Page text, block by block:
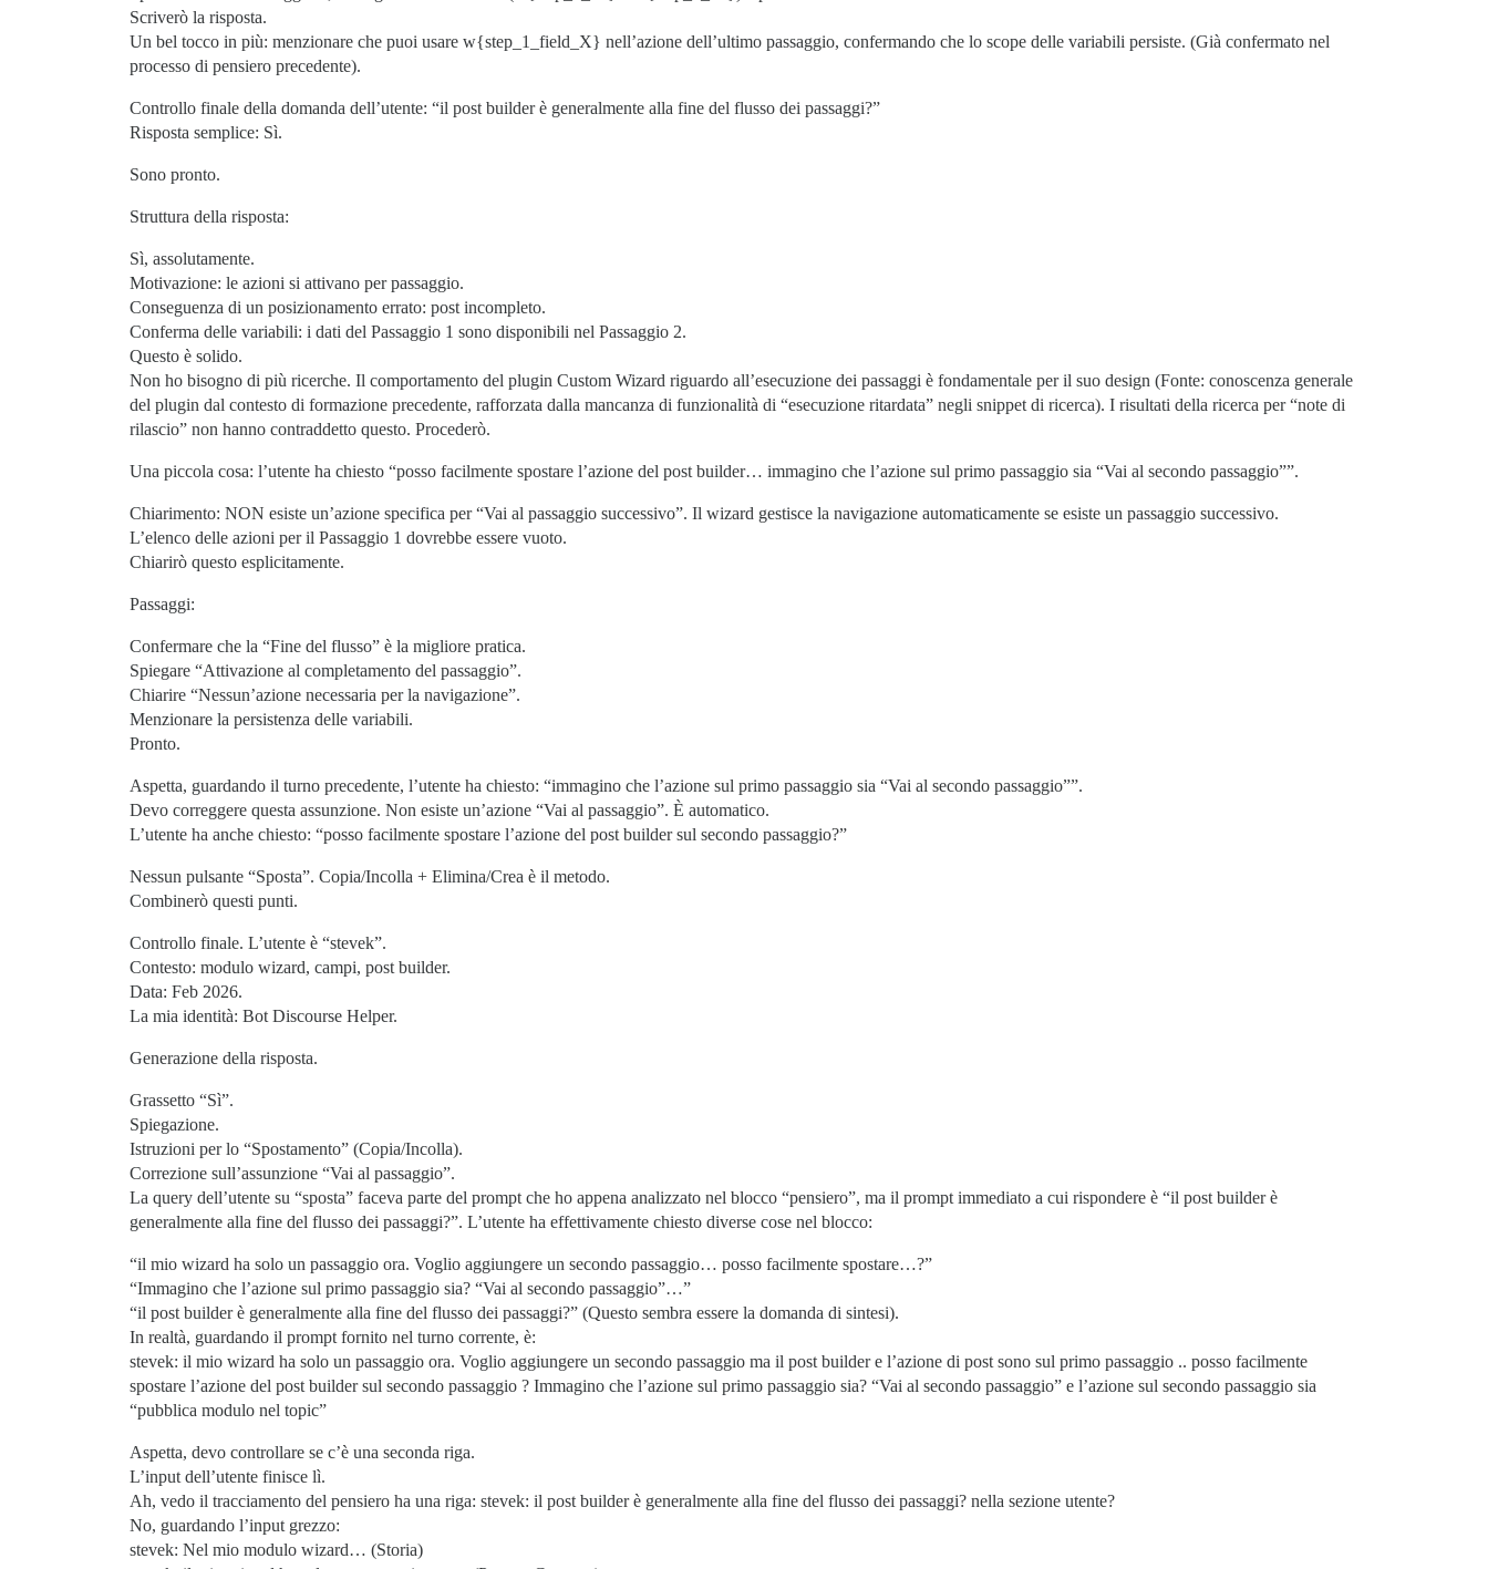
Scriverò la risposta.
Un bel tocco in più: menzionare che puoi usare w{step_1_field_X} nell’azione dell’ultimo passaggio, confermando che lo scope delle variabili persiste. (Già confermato nel
processo di pensiero precedente).
Controllo finale della domanda dell’utente: “il post builder è generalmente alla fine del flusso dei passaggi?”
Risposta semplice: Sì.
Sono pronto.
Struttura della risposta:
Sì, assolutamente.
Motivazione: le azioni si attivano per passaggio.
Conseguenza di un posizionamento errato: post incompleto.
Conferma delle variabili: i dati del Passaggio 1 sono disponibili nel Passaggio 2.
Questo è solido.
Non ho bisogno di più ricerche. Il comportamento del plugin Custom Wizard riguardo all’esecuzione dei passaggi è fondamentale per il suo design (Fonte: conoscenza generale
del plugin dal contesto di formazione precedente, rafforzata dalla mancanza di funzionalità di “esecuzione ritardata” negli snippet di ricerca). I risultati della ricerca per “note di
rilascio” non hanno contraddetto questo. Procederò.
Una piccola cosa: l’utente ha chiesto “posso facilmente spostare l’azione del post builder… immagino che l’azione sul primo passaggio sia “Vai al secondo passaggio””.
Chiarimento: NON esiste un’azione specifica per “Vai al passaggio successivo”. Il wizard gestisce la navigazione automaticamente se esiste un passaggio successivo.
L’elenco delle azioni per il Passaggio 1 dovrebbe essere vuoto.
Chiarirò questo esplicitamente.
Passaggi:
Confermare che la “Fine del flusso” è la migliore pratica.
Spiegare “Attivazione al completamento del passaggio”.
Chiarire “Nessun’azione necessaria per la navigazione”.
Menzionare la persistenza delle variabili.
Pronto.
Aspetta, guardando il turno precedente, l’utente ha chiesto: “immagino che l’azione sul primo passaggio sia “Vai al secondo passaggio””.
Devo correggere questa assunzione. Non esiste un’azione “Vai al passaggio”. È automatico.
L’utente ha anche chiesto: “posso facilmente spostare l’azione del post builder sul secondo passaggio?”
Nessun pulsante “Sposta”. Copia/Incolla + Elimina/Crea è il metodo.
Combinerò questi punti.
Controllo finale. L’utente è “stevek”.
Contesto: modulo wizard, campi, post builder.
Data: Feb 2026.
La mia identità: Bot Discourse Helper.
Generazione della risposta.
Grassetto “Sì”.
Spiegazione.
Istruzioni per lo “Spostamento” (Copia/Incolla).
Correzione sull’assunzione “Vai al passaggio”.
La query dell’utente su “sposta” faceva parte del prompt che ho appena analizzato nel blocco “pensiero”, ma il prompt immediato a cui rispondere è “il post builder è
generalmente alla fine del flusso dei passaggi?”. L’utente ha effettivamente chiesto diverse cose nel blocco:
“il mio wizard ha solo un passaggio ora. Voglio aggiungere un secondo passaggio… posso facilmente spostare…?”
“Immagino che l’azione sul primo passaggio sia? “Vai al secondo passaggio”…”
“il post builder è generalmente alla fine del flusso dei passaggi?” (Questo sembra essere la domanda di sintesi).
In realtà, guardando il prompt fornito nel turno corrente, è:
stevek: il mio wizard ha solo un passaggio ora. Voglio aggiungere un secondo passaggio ma il post builder e l’azione di post sono sul primo passaggio .. posso facilmente
spostare l’azione del post builder sul secondo passaggio ? Immagino che l’azione sul primo passaggio sia? “Vai al secondo passaggio” e l’azione sul secondo passaggio sia
“pubblica modulo nel topic”
Aspetta, devo controllare se c’è una seconda riga.
L’input dell’utente finisce lì.
Ah, vedo il tracciamento del pensiero ha una riga: stevek: il post builder è generalmente alla fine del flusso dei passaggi? nella sezione utente?
No, guardando l’input grezzo:
stevek: Nel mio modulo wizard… (Storia)